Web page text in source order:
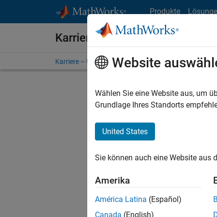
Produkte
Karriere bei MathWorks
Karriere – Übersicht Stellensuche
FILTER:
Stellen
Es
Region
Website
Wählen Sie eine Website aus, um
Grundlage Ihres Standorts
United States
Sie können auch eine Website aus
Amerika
América Latina (Español)
Canada (English)